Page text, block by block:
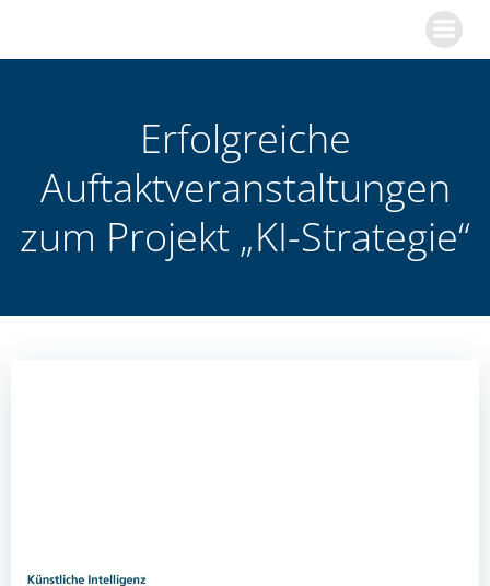
springen
Erfolgreiche
Auftaktveranstaltungen
zum Projekt „KI-Strategie“